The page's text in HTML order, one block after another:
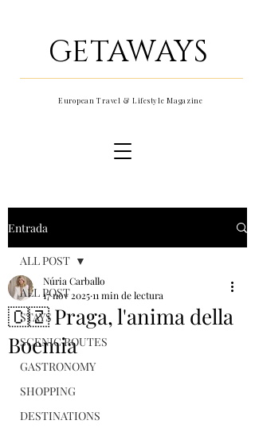
GETAWAYS
European Travel & Lifestyle Magazine
Entrada
ALL POST
STAYS
SCENIC ROUTES
GASTRONOMY
SHOPPING
DESTINATIONS
ALL POST
🇨🇿 Praga, l'anima della
Boemia
Núria Carballo
17 nov 202511 min de lectura